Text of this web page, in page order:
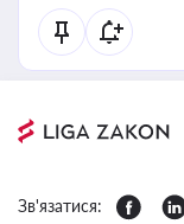
Зв'язатися: